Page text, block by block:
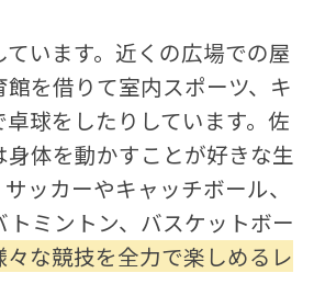
います。近くの広場での屋
を借りて室内スポーツ、キ
球をしたりしています。佐
体を動かすことが好きな生
ッカーやキャッチボール、
ミントン、バスケットボー
々な競技を全力で楽しめるレ